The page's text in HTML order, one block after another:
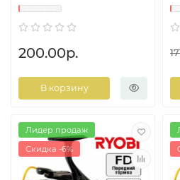
200.00р.
В корзину
Лидер продаж
Скидка -6%